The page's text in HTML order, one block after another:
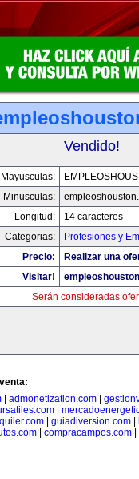
Vendido!
Mayusculas:
Minusculas:
Longitud:
14 caracteres
Categorias:
Profesiones y
Precio:
Realizar una
Visitar!
Serán consideradas
admonetization.com
|
| guiadiversion.com|
| compracampos.com|